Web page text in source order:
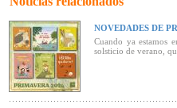
poder
- Un relato
propuesta
NOVEDADES DE
Cuando ya estamos
solsticio de verano,